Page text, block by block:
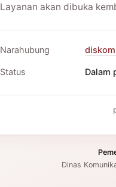
Layanan akan dibuka
Narahubung
Status Dalam
Dinas